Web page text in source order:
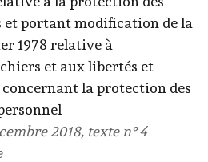
et portant modification de la
1978 relative à
et aux libertés et
la protection des
2018, texte n° 4